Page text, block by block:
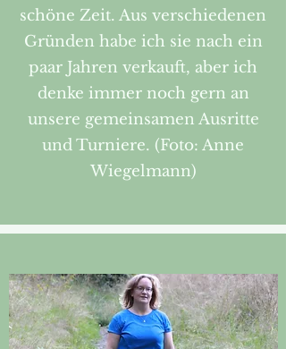
schöne Zeit. Aus verschiedenen
Gründen habe ich sie nach ein
paar Jahren verkauft, aber ich
denke immer noch gern an
unsere gemeinsamen Ausritte
und Turniere. (Foto: Anne
Wiegelmann)